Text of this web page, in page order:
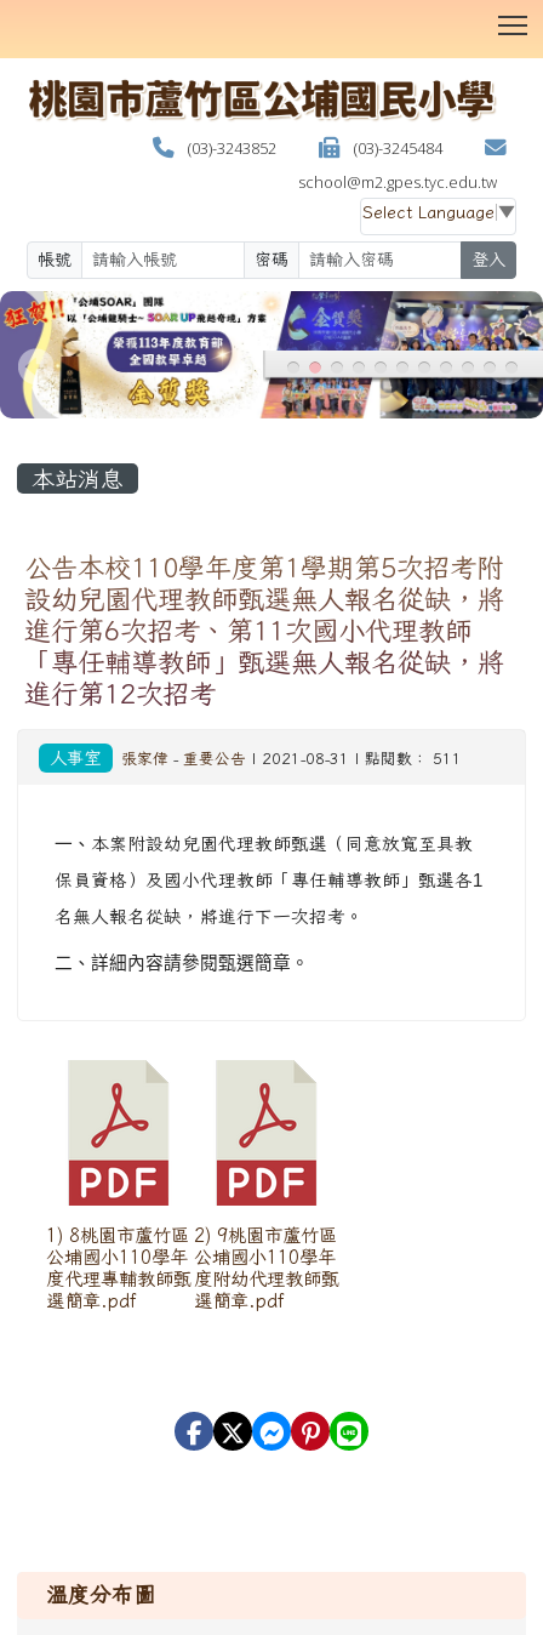
(03)-3243852
(03)-3245484
school@m2.gpes.tyc.edu.tw
Select Language ▼
帳號 密碼 登入
本站消息
公告本校110學年度第1學期第5次招考附
設幼兒園代理教師甄選無人報名從缺，將
進行第6次招考、第11次國小代理教師
「專任輔導教師」甄選無人報名從缺，將
進行第12次招考
人事室 張家偉 - 重要公告 | 2021-08-31 | 點閱數： 511
一、 本案附設幼兒園代理教師甄選（同意放寬至具教
保員資格）及國小代理教師「專任輔導教師」甄選各1
名無人報名從缺，將進行下一次招考。
二、詳細內容請參閱甄選簡章。
1) 8桃園市蘆竹區
公埔國小110學年
度代理專輔教師甄
選簡章.pdf
2) 9桃園市蘆竹區
公埔國小110學年
度附幼代理教師甄
選簡章.pdf
溫度分布圖